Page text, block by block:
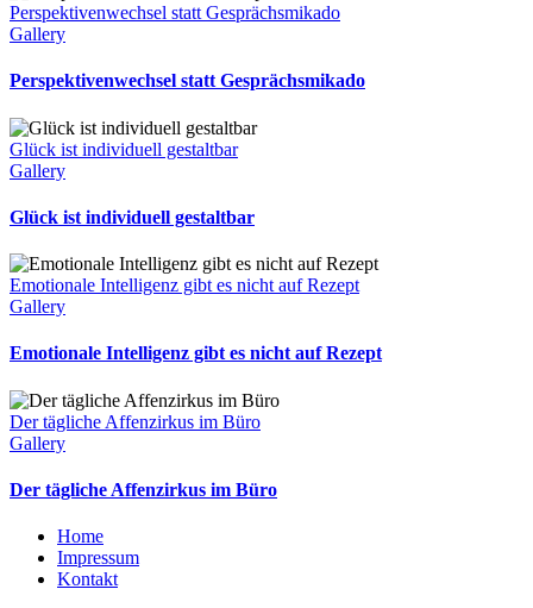
Perspektivenwechsel statt Gesprächsmikado
Gallery
Perspektivenwechsel statt Gesprächsmikado
Glück ist individuell gestaltbar
Gallery
Glück ist individuell gestaltbar
Emotionale Intelligenz gibt es nicht auf Rezept
Gallery
Emotionale Intelligenz gibt es nicht auf Rezept
Der tägliche Affenzirkus im Büro
Gallery
Der tägliche Affenzirkus im Büro
Menu
Home
Impressum
Kontakt